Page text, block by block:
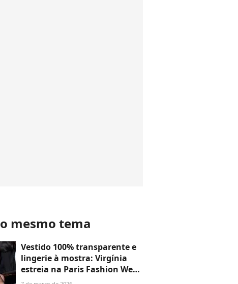
mesmo tema
Vestido 100% transparente e
lingerie à mostra: Virgínia
estreia na Paris Fashion Week
em grande estilo e ousadia do